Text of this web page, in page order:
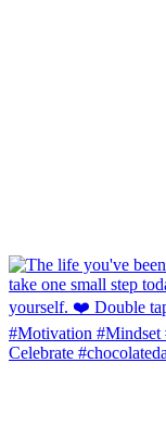
Celebrate